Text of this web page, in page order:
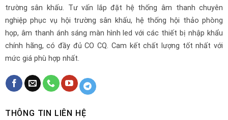
trường sân khấu. Tư vấn lắp đặt hệ thống âm thanh chuyên
nghiệp phục vụ hội trường sân khấu, hệ thống hội thảo phòng
họp, âm thanh ánh sáng màn hình led với các thiết bị nhập khẩu
chính hãng, có đầy đủ CO CQ. Cam kết chất lượng tốt nhất với
mức giá phù hợp nhất.
THÔNG TIN LIÊN HỆ